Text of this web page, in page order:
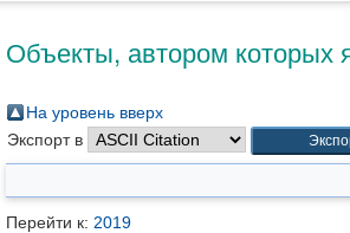
Объекты, автором которых
На уровень вверх
Экспорт в
Перейти к: 2019